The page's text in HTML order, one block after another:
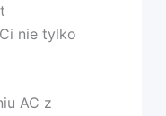
nie tylko
AC z